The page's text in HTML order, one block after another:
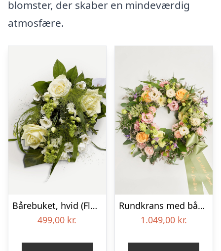
blomster, der skaber en mindeværdig
atmosfære.
Bårebuket, hvid (Floristens kreative valg) med bånd
499,00 kr.
Rundkrans med bånd – Floristens kreative valg
1.049,00 kr.